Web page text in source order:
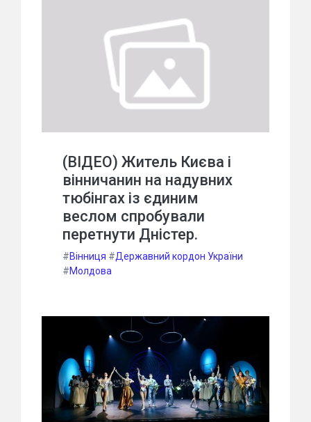
(ВІДЕО) Житель Києва і
вінничанин на надувних
тюбінгах із єдиним
веслом спробували
перетнути Дністер.
#Вінниця #Державний кордон України
#Молдова